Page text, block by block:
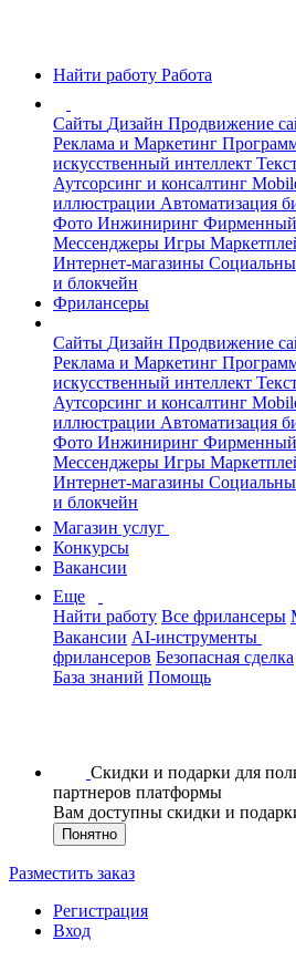
Найти работу Работа
Сайты Дизайн Продвижение
Реклама и Маркетинг
искусственный интеллект
Аутсорсинг и консалтинг
иллюстрации Автоматизация
Фото Инжиниринг Фирменный
Мессенджеры Игры
Интернет-магазины
и блокчейн
Фрилансеры
Сайты Дизайн Продвижение
Реклама и Маркетинг
искусственный интеллект
Аутсорсинг и консалтинг
иллюстрации Автоматизация
Фото Инжиниринг Фирменный
Мессенджеры Игры
Интернет-магазины
и блокчейн
Магазин услуг
Конкурсы
Вакансии
Еще
Найти работу Все фрилансеры
Вакансии AI-инструменты
фрилансеров Безопасная сделка
База знаний Помощь
Скидки и подарки для
партнеров платформы
Вам доступны скидки и
Понятно
Разместить заказ
Регистрация
Вход